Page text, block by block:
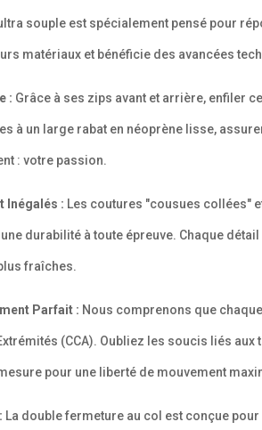
souple est spécialement pensé pour
matériaux et bénéficie des avancées
: Grâce à ses zips avant et arrière, enfiler
à un large rabat en néoprène lisse,
: votre passion.
Inégalés : Les coutures "cousues collées"
durabilité à toute épreuve. Chaque
fraîches.
Parfait : Nous comprenons que
(CCA). Oubliez les soucis liés
pour une liberté de mouvement
La double fermeture au col est conçue